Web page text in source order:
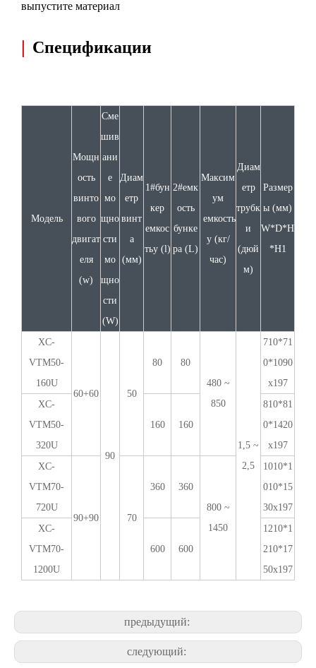
выпустите материал
| Спецификации
Модель
Мощн
ость
винто
вого
двигат
еля
(w)
Сме
шив
ани
е
мо
щно
сти
мо
щно
сти
(W)
Диам
етр
винт
а
(мм)
1#бун
кер
емкос
тьy (l)
2#емк
ость
бунке
ра (L)
Максим
ум
емкость
y (кг/
час)
Диам
етр
трубк
и
(дюй
м)
Размер
ы (мм)
W*D*H
*H1
XC-
VTM50-
160U
60+60
90
50
80
80
480 ~
850
1,5 ~
2,5
710*71
0*1090
x197
XC-
VTM50-
320U
160 160
810*81
0*1420
x197
XC-
VTM70-
720U
90+90
70
360
360
800 ~
1450
1010*1
010*15
30x197
XC-
VTM70-
1200U
600 600
1210*1
210*17
50x197
предыдущий:
следующий: